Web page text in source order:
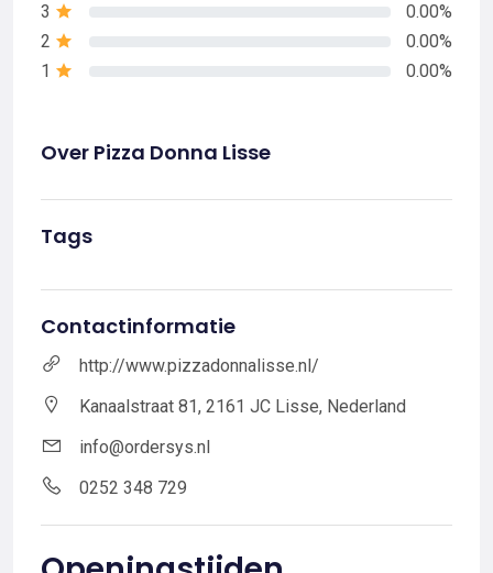
3
0.00%
2
0.00%
1
0.00%
Over Pizza Donna Lisse
Tags
Contactinformatie
http://www.pizzadonnalisse.nl/
Kanaalstraat 81, 2161 JC Lisse, Nederland
info@ordersys.nl
0252 348 729